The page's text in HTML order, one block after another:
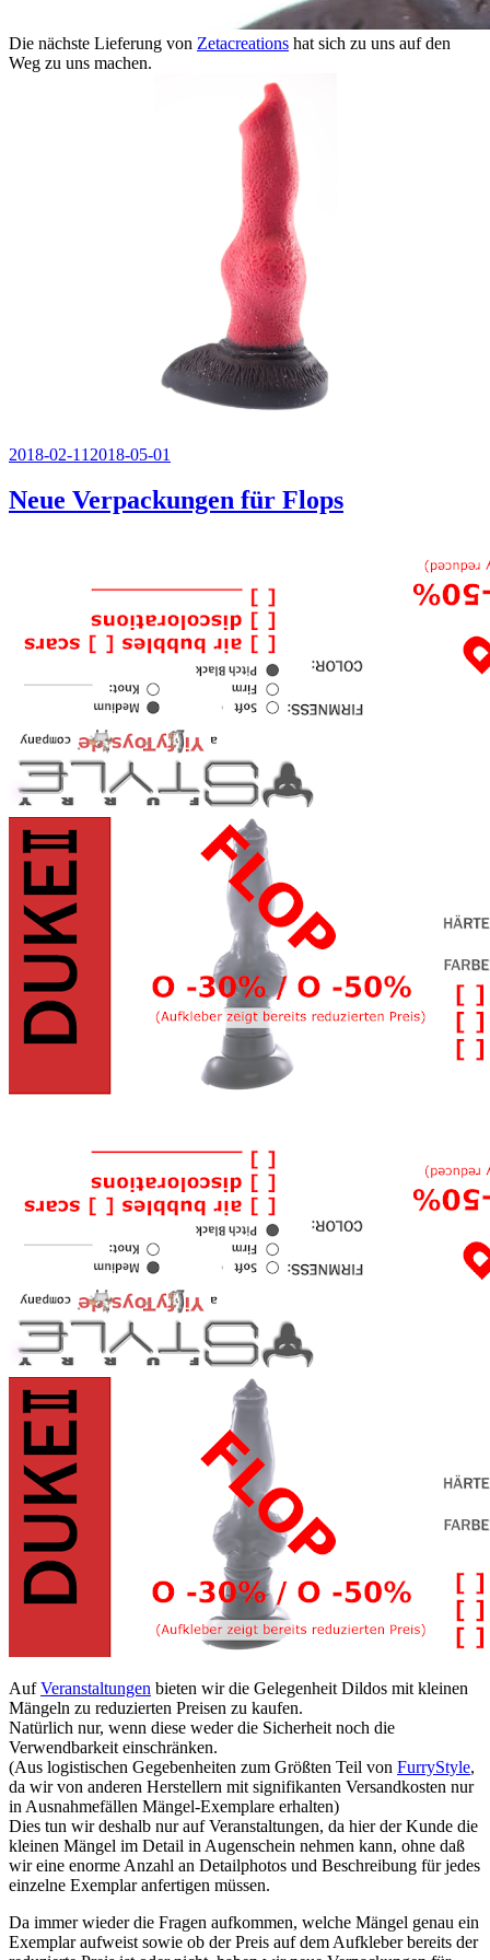
Die nächste Lieferung von Zetacreations hat sich zu uns auf den
Weg zu uns machen.
Veröffentlicht
2018-02-11 2018-05-01
Neue Verpackungen für Flops
AufVeranstaltungen bieten wir die Gelegenheit Dildos mit kleinen
Mängeln zu reduzierten Preisen zu kaufen.
Natürlich nur, wenn diese weder die Sicherheit noch die
Verwendbarkeit einschränken.
(Aus logistischen Gegebenheiten zum Größten Teil von FurryStyle,
da wir von anderen Herstellern mit signifikanten Versandkosten nur
in Ausnahmefällen Mängel-Exemplare erhalten)
Dies tun wir deshalb nur auf Veranstaltungen, da hier der Kunde die
kleinen Mängel im Detail in Augenschein nehmen kann, ohne daß
wir eine enorme Anzahl an Detailphotos und Beschreibung für jedes
einzelne Exemplar anfertigen müssen.
Da immer wieder die Fragen aufkommen, welche Mängel genau ein
Exemplar aufweist sowie ob der Preis auf dem Aufkleber bereits der